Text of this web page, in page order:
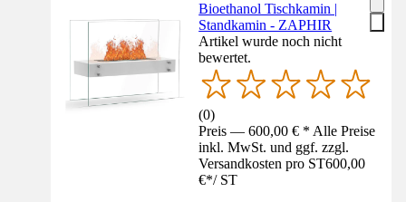
Bioethanol Tischkamin |
Standkamin - ZAPHIR
Artikel wurde noch nicht
bewertet.
(0)
Preis — 600,00 € * Alle Preise
inkl. MwSt. und ggf. zzgl.
Versandkosten pro ST600,00
€*/ ST